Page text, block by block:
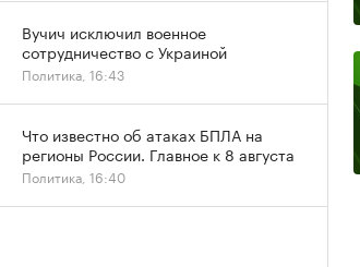
Вучич исключил военное
сотрудничество с Украиной
Политика, 16:43
Что известно об атаках БПЛА на
регионы России. Главное к 8 августа
Политика, 16:40